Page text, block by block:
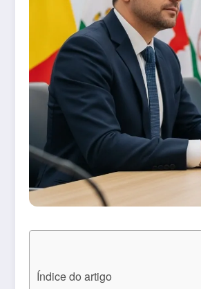
Índice do artigo